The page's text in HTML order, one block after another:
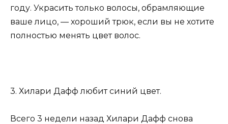
году. Украсить только волосы, обрамляющие
ваше лицо, — хороший трюк, если вы не хотите
полностью менять цвет волос.
3. Хилари Дафф любит синий цвет.
Всего 3 недели назад Хилари Дафф снова